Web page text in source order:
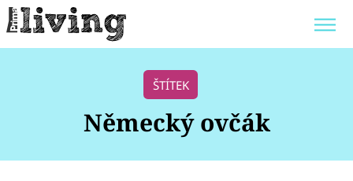
POKOJOVÉ KVĚTINY
ZAHRADA
ŠTÍTEK
Německý ovčák